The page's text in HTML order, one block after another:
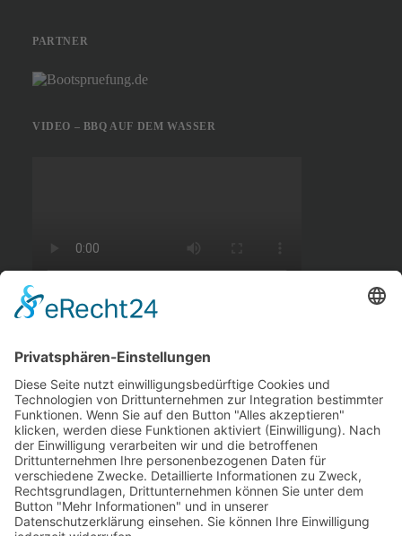
PARTNER
VIDEO – BBQ AUF DEM WASSER
BADEAUSFLUG ZUM MÜGGELSEE